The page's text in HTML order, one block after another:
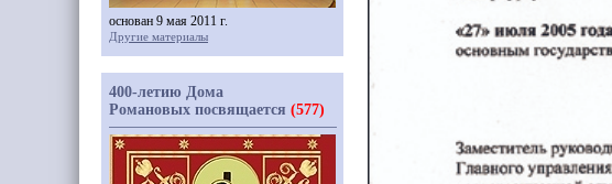
основан 9 мая 2011 г.
Другие материалы
400-летию Дома
Романовых посвящается (577)